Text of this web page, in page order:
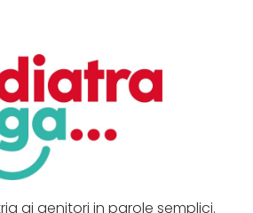
ai genitori in parole semplici.